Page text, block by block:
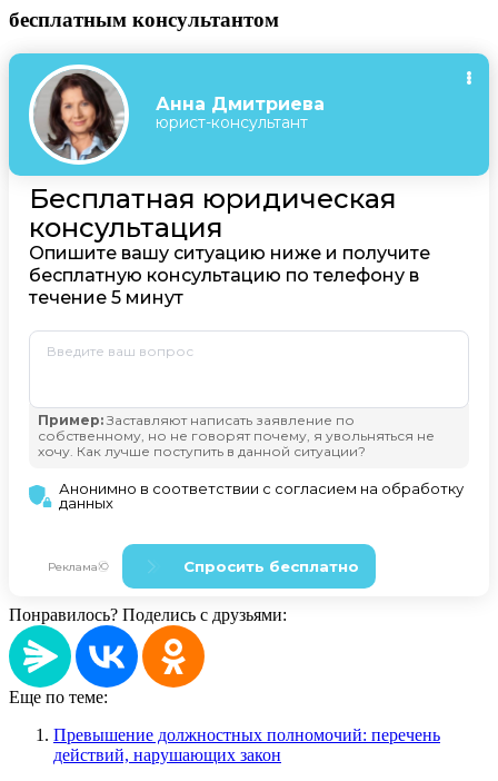
бесплатным консультантом
Понравилось? Поделись с друзьями:
Еще по теме:
Превышение должностных полномочий: перечень
действий, нарушающих закон